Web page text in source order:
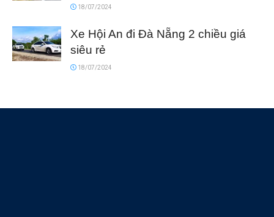
18/07/2024
Xe Hội An đi Đà Nẵng 2 chiều giá
siêu rẻ
18/07/2024